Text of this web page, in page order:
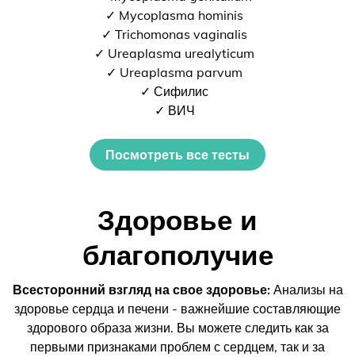
✓ Mycoplasma hominis
✓ Trichomonas vaginalis
✓ Ureaplasma urealyticum
✓ Ureaplasma parvum
✓ Сифилис
✓ ВИЧ
Посмотреть все тесты
Здоровье и
благополучие
Всесторонний взгляд на свое здоровье:Анализы на
здоровье сердца и печени - важнейшие составляющие
здорового образа жизни. Вы можете следить как за
первыми признаками проблем с сердцем, так и за